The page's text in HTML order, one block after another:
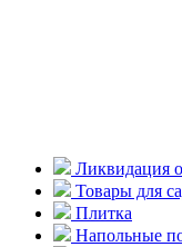
Ликвидация
Товары для
Плитка
Напольные